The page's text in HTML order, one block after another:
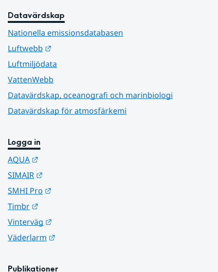
Datavärdskap
Nationella emissionsdatabasen
Luftwebb
Luftmiljödata
VattenWebb
Datavärdskap, oceanografi och marinbiologi
Datavärdskap för atmosfärkemi
Logga in
AQUA
SIMAIR
SMHI Pro
Timbr
Vinterväg
Väderlarm
Publikationer